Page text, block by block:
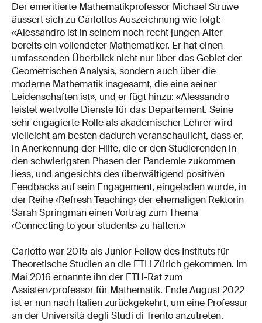
Der emeritierte Mathematikprofessor Michael Struwe
äussert sich zu Carlottos Auszeichnung wie folgt:
«Alessandro ist in seinem noch recht jungen Alter
bereits ein vollendeter Mathematiker. Er hat einen
umfassenden Überblick nicht nur über das Gebiet der
Geometrischen Analysis, sondern auch über die
moderne Mathematik insgesamt, die eine seiner
Leidenschaften ist», und er fügt hinzu: «Alessandro
leistet wertvolle Dienste für das Departement. Seine
sehr engagierte Rolle als akademischer Lehrer wird
vielleicht am besten dadurch veranschaulicht, dass er,
in Anerkennung der Hilfe, die er den Studierenden in
den schwierigsten Phasen der Pandemie zukommen
liess, und angesichts des überwältigend positiven
Feedbacks auf sein Engagement, eingeladen wurde, in
der Reihe ‹Refresh Teaching› der ehemaligen Rektorin
Sarah Springman einen Vortrag zum Thema
‹Connecting to your students› zu halten.»
Carlotto war 2015 als Junior Fellow des Instituts für
Theoretische Studien an die ETH Zürich gekommen. Im
Mai 2016 ernannte ihn der ETH-Rat zum
Assistenzprofessor für Mathematik. Ende August 2022
ist er nun nach Italien zurückgekehrt, um eine Professur
an der Università degli Studi di Trento anzutreten.